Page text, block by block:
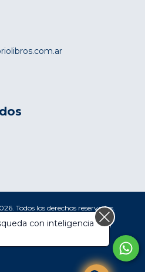
Todos los derechos reservados.
Para reclamos ingresá acá. /
con inteligencia